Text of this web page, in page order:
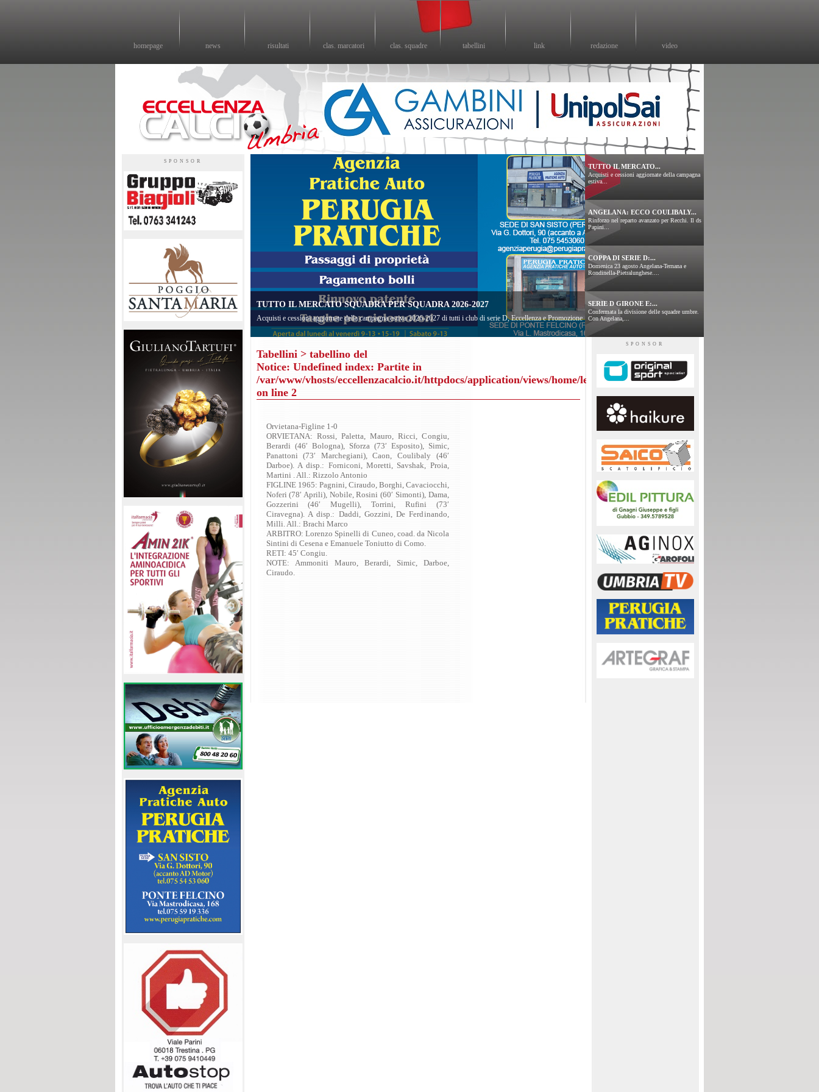
homepage news risultati clas. marcatori clas. squadre tabellini link redazione video
SPONSOR
TUTTO IL MERCATO SQUADRA PER SQUADRA 2026-2027
Acquisti e cessioni aggiornate della campagna estiva 2026-2027 di tutti i club di serie D, Eccellenza e Promozione
TUTTO IL MERCATO...
Acquisti e cessioni aggiornate della campagna
estiva...
ANGELANA: ECCO COULIBALY...
Rinforzo nel reparto avanzato per Recchi. Il ds
Papini...
COPPA DI SERIE D:...
Domenica 23 agosto Angelana-Ternana e
Rondinella-Pietralunghese....
SERIE D GIRONE E:...
Confermata la divisione delle squadre umbre.
Con Angelana,...
Tabellini > tabellino del
Notice: Undefined index: Partite in
/var/www/vhosts/eccellenzacalcio.it/httpdocs/application/views/home/leggitabellini.php
on line 2
Orvietana-Figline 1-0
ORVIETANA: Rossi, Paletta, Mauro, Ricci, Congiu,
Berardi (46′ Bologna), Sforza (73′ Esposito), Simic,
Panattoni (73′ Marchegiani), Caon, Coulibaly (46′
Darboe). A disp.: Forniconi, Moretti, Savshak, Proia,
Martini . All.: Rizzolo Antonio
FIGLINE 1965: Pagnini, Ciraudo, Borghi, Cavaciocchi,
Noferi (78′ Aprili), Nobile, Rosini (60′ Simonti), Dama,
Gozzerini (46′ Mugelli), Torrini, Rufini (73′
Ciravegna). A disp.: Daddi, Gozzini, De Ferdinando,
Milli. All.: Brachi Marco
ARBITRO: Lorenzo Spinelli di Cuneo, coad. da Nicola
Sintini di Cesena e Emanuele Toniutto di Como.
RETI: 45′ Congiu.
NOTE: Ammoniti Mauro, Berardi, Simic, Darboe,
Ciraudo.
SPONSOR